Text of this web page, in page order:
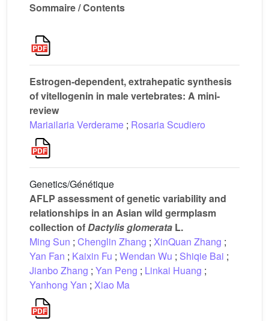
Sommaire / Contents
Estrogen-dependent, extrahepatic synthesis
of vitellogenin in male vertebrates: A mini-
review
Mariailaria Verderame ; Rosaria Scudiero
Genetics/Génétique
AFLP assessment of genetic variability and
relationships in an Asian wild germplasm
collection ofDactylis glomerata L.
Ming Sun ; Chenglin Zhang ; XinQuan Zhang ;
Yan Fan ; Kaixin Fu ; Wendan Wu ; Shiqie Bai ;
Jianbo Zhang ; Yan Peng ; Linkai Huang ;
Yanhong Yan ; Xiao Ma